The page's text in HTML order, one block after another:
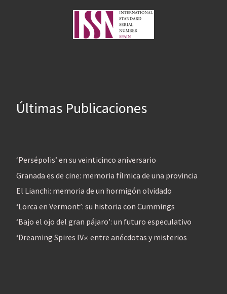
Últimas Publicaciones
‘Persépolis’ en su veinticinco aniversario
Granada es de cine: memoria fílmica de una provincia
El Lianchi: memoria de un hormigón olvidado
‘Lorca en Vermont’: su historia con Cummings
‘Bajo el ojo del gran pájaro’: un futuro especulativo
‘Dreaming Spires IV»: entre anécdotas y misterios